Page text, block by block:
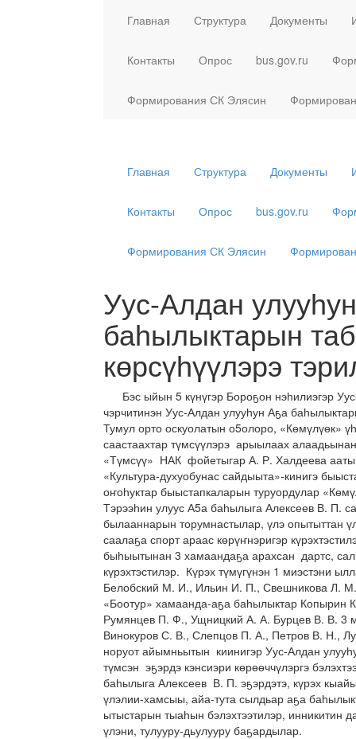
Главная Структура Документы
Контакты Опрос bus.gov.ru
Формирования СК Элясин
Главная Структура Документы
Контакты Опрос bus.gov.ru
Формирования СК Элясин
Уус-Алдан
баһылыктарын
көрсүһүүлэрэ
Бэс ыйын 5 күнүгэр Бороҕон нэһилиэгэр
чэрчитинэн Уус-Алдан улууһун Аҕа
Тумул орто оскуолатын о5олоро, «Көмүлүөк»
саастаахтар түмсүүлэрэ арыылаах
«Түмсүү» НАК фойетыгар А. Р. Халдеева
«Культура-духуобунас сайдыыта»-кинигэ
оҥоһуктар быыстапкаларын туруордулар
Тэрээһин улуус А5а баһылыга Алексеев В. П.
былааннарын торумнастылар, үлэ опытыттан
саалаҕа спорт араас көрүҥнэригэр
быһыытынан 3 хамаандаҕа арахсан дартс,
күрэхтэстилэр. Күрэх түмүгүнэн 1 миэстэни
Белобский М. И., Ильин И. П., Свешникова Л.
«Боотур» хамаанда-аҕа баһылыктар
Румянцев П. Ф., Ущницкий А. А. Бурцев В. В. 3
Винокуров С. В., Слепцов П. А., Петров В. Н.,
норуот айымньытын киинигэр Уус-Алдан
түмсэн эҕэрдэ кэнсиэри көрөөччүлэргэ
баһылыга Алексеев В. П. эҕэрдэтэ, күрэх
үлэлии-хамсыы, айа-тута сылдьар аҕа
ытыстарын тыаһын бэлэхтээтилэр, инникитин
үлэни, тулууру-дьулууру баҕардылар.